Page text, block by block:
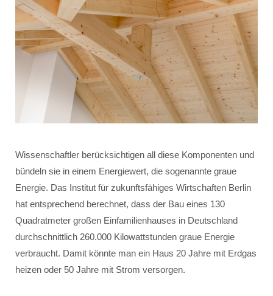
Wissenschaftler berücksichtigen all diese Komponenten und
bündeln sie in einem Energiewert, die sogenannte graue
Energie. Das Institut für zukunftsfähiges Wirtschaften Berlin
hat entsprechend berechnet, dass der Bau eines 130
Quadratmeter großen Einfamilienhauses in Deutschland
durchschnittlich 260.000 Kilowattstunden graue Energie
verbraucht. Damit könnte man ein Haus 20 Jahre mit Erdgas
heizen oder 50 Jahre mit Strom versorgen.